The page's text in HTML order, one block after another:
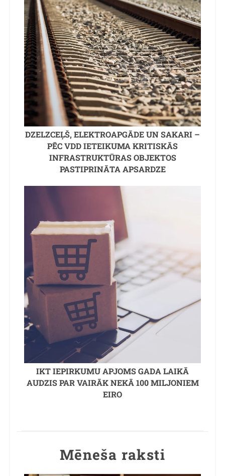
DZELZCEĻŠ, ELEKTROAPGĀDE UN SAKARI –
PĒC VDD IETEIKUMA KRITISKĀS
INFRASTRUKTŪRAS OBJEKTOS
PASTIPRINĀTA APSARDZE
IKT IEPIRKUMU APJOMS GADA LAIKĀ
AUDZIS PAR VAIRĀK NEKĀ 100 MILJONIEM
EIRO
Mēneša raksti